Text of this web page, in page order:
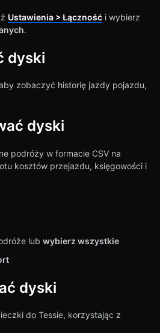
Ustawienia > Łączność i wybierz
.
dyski
zobaczyć historię jazdy pojazdu,
dyski
podróży w formacie CSV na
kosztów przejazdu, księgowości i
lub wybierz wszystkie
dyski
do Tessie, korzystając z